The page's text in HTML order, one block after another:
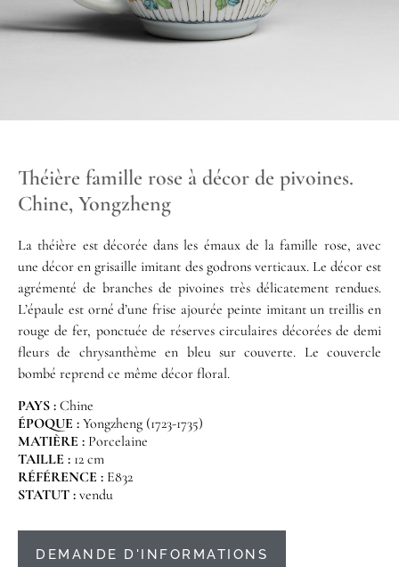
Théière famille rose à décor de pivoines.
Chine, Yongzheng
La théière est décorée dans les émaux de la famille rose, avec
une décor en grisaille imitant des godrons verticaux. Le décor est
agrémenté de branches de pivoines très délicatement rendues.
L’épaule est orné d’une frise ajourée peinte imitant un treillis en
rouge de fer, ponctuée de réserves circulaires décorées de demi
fleurs de chrysanthème en bleu sur couverte. Le couvercle
bombé reprend ce même décor floral.
PAYS : Chine
ÉPOQUE : Yongzheng (1723-1735)
MATIÈRE : Porcelaine
TAILLE : 12 cm
RÉFÉRENCE : E832
STATUT : vendu
DEMANDE D'INFORMATIONS